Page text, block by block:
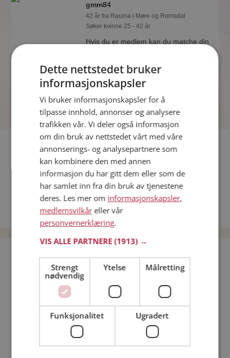
gmm84
42 år fra Rauma i Møre og Romsdal
Søker kvinne 25 - 42 år
Hvis du er medlem kan du matche din
sammen som hånd i hanske?
Fler single
Flere singlemenn fra Rauma :Seik,eivind70,Janjoh
Kvinner fra Rauma
Date kvinner i Norge
Date menn i Norge
Bli medlem gratis!
Jeg er en: Mann Kvinne
Min alder:
Dette nettstedet bruker
informasjonskapsler
Vi bruker informasjonskapsler for å
tilpasse innhold, annonser og analysere
trafikken vår. Vi deler også informasjon
om din bruk av nettstedet vårt med våre
annonserings- og analysepartnere som
kan kombinere den med annen
informasjon du har gitt dem eller som de
har samlet inn fra din bruk av tjenestene
deres. Les mer om informasjonskapsler,
medlemsvilkåreller vår
personvernerklæring.
VIS ALLE PARTNERE(1913) →
Strengt
nødvendig
Ytelse Målretting
Funksjonalitet Ugradert